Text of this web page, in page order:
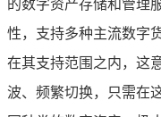
的数字资产存储和管理
性，支持多种主流数字
在其支持范围之内，这
波、频繁切换，只需在